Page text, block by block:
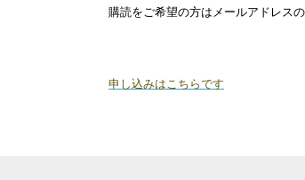
購読をご希望の方はメールアドレス
申し込みはこちらです